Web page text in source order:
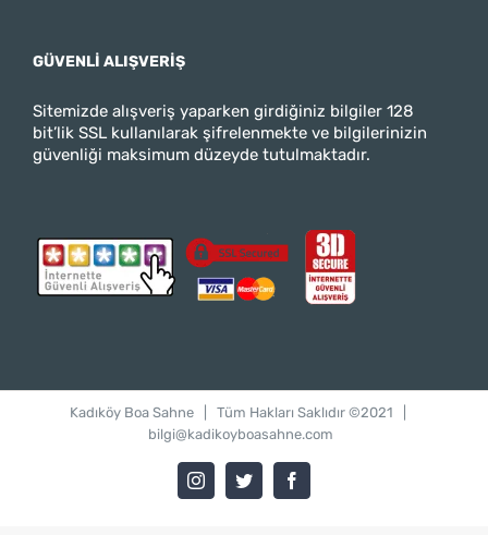
GÜVENLI ALIŞVERIŞ
Sitemizde alışveriş yaparken girdiğiniz bilgiler 128
bit’lik SSL kullanılarak şifrelenmekte ve bilgilerinizin
güvenliği maksimum düzeyde tutulmaktadır.
Kadıköy Boa Sahne| Tüm Hakları Saklıdır ©2021 |
bilgi@kadikoyboasahne.com
InstagramTwitterFacebook